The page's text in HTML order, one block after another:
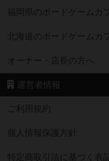
福岡県のボードゲームカ
北海道のボードゲームカ
オーナー・店長の方へ
運営者情報
ご利用規約
個人情報保護方針
特定商取引法に基づく表